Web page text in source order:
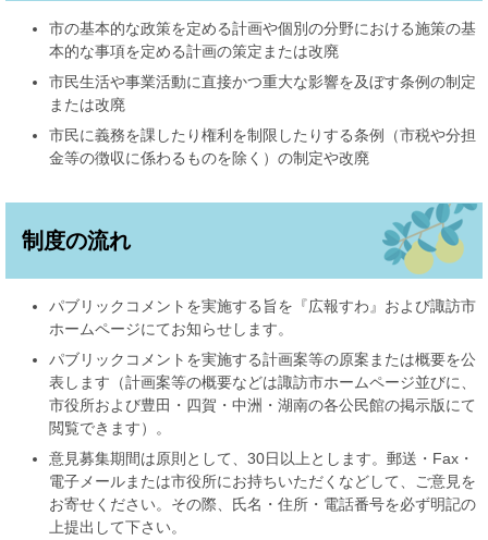
市の基本的な政策を定める計画や個別の分野における施策の基
本的な事項を定める計画の策定または改廃
市民生活や事業活動に直接かつ重大な影響を及ぼす条例の制定
または改廃
市民に義務を課したり権利を制限したりする条例（市税や分担
金等の徴収に係わるものを除く）の制定や改廃
制度の流れ
パブリックコメントを実施する旨を『広報すわ』および諏訪市
ホームページにてお知らせします。
パブリックコメントを実施する計画案等の原案または概要を公
表します（計画案等の概要などは諏訪市ホームページ並びに、
市役所および豊田・四賀・中洲・湖南の各公民館の掲示版にて
閲覧できます）。
意見募集期間は原則として、30日以上とします。郵送・Fax・
電子メールまたは市役所にお持ちいただくなどして、ご意見を
お寄せください。その際、氏名・住所・電話番号を必ず明記の
上提出して下さい。